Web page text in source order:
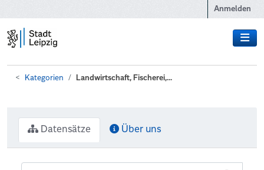
Anmelden
Kategorien Landwirtschaft, Fischerei,...
Datensätze Über uns